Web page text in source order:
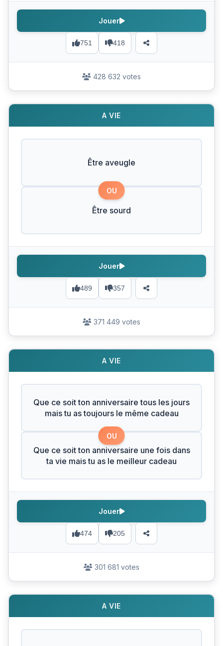
751 418
Jouer
428 632 votes
A VIE
Être aveugle
OU
Être sourd
489 357
Jouer
371 449 votes
A VIE
Que ce soit ton anniversaire tous les jours
mais tu as toujours le même cadeau
OU
Que ce soit ton anniversaire une fois dans
ta vie mais tu as le meilleur cadeau
474 205
Jouer
301 681 votes
A VIE